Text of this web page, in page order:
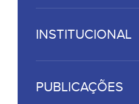
INSTITUCIONAL
PUBLICAÇÕES